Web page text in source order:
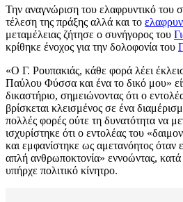
Την αναγνώριση του ελαφρυντικό του
τέλεση της πράξης αλλά και το
μεταμέλειας ζήτησε ο συνήγορος του
κρίθηκε ένοχος για την δολοφονία του
«Ο Γ. Ρουπακιάς, κάθε φορά λέει
Παύλου Φύσσα και ένα το δικό μου»
δικαστήριο, σημειώνοντας ότι ο
βρίσκεται κλεισμένος σε ένα
πολλές φορές ούτε τη δυνατότητα να
ισχυρίστηκε ότι ο εντολέας του
και εμφανίστηκε ως αμετανόητος όταν
απλή ανθρωποκτονία» εννοώντας,
υπήρχε πολιτικό κίνητρο.